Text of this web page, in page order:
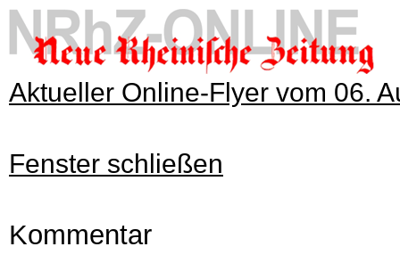
Aktueller Online-Flyer vom 06.
Fenster schließen
Kommentar